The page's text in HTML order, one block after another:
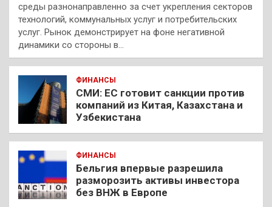
среды разнонаправленно за счет укрепления секторов
технологий, коммунальных услуг и потребительских
услуг. Рынок демонстрирует на фоне негативной
динамики со стороны в…
ФИНАНСЫ
СМИ: ЕС готовит санкции против
компаний из Китая, Казахстана и
Узбекистана
ФИНАНСЫ
Бельгия впервые разрешила
разморозить активы инвестора
без ВНЖ в Европе